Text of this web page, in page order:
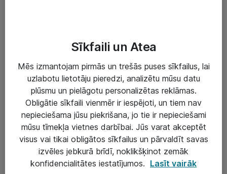
Risinājumi & Pakalpojumi
IT serviss un atbalsts
IT infrastruktūra
Darba vietu IT risinājumi
Sīkfaili un Atea
Mēs izmantojam pirmās un trešās puses sīkfailus, lai
uzlabotu lietotāju pieredzi, analizētu mūsu datu
plūsmu un pielāgotu personalizētas reklāmas.
Obligātie sīkfaili vienmēr ir iespējoti, un tiem nav
nepieciešama jūsu piekrišana, jo tie ir nepieciešami
mūsu tīmekļa vietnes darbībai. Jūs varat akceptēt
visus vai tikai obligātos sīkfailus un pārvaldīt savas
izvēles jebkurā brīdī, noklikšķinot zemāk
konfidencialitātes iestatījumos. Lasīt vairāk